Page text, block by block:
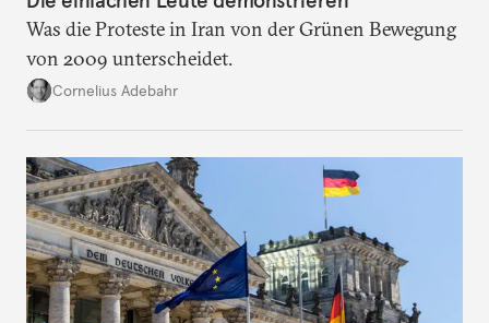
Was die Proteste in Iran von der Grünen Bewegung
von 2009 unterscheidet.
Cornelius Adebahr